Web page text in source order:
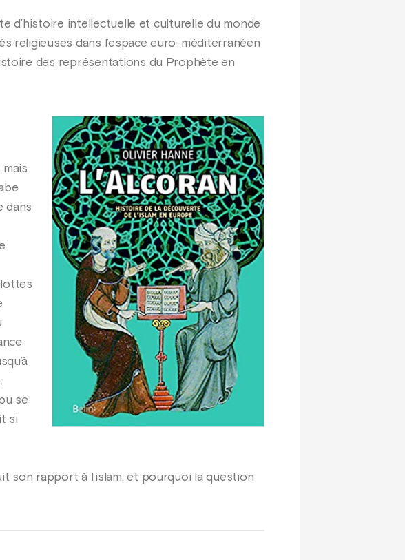
d’histoire intellectuelle et culturelle du monde
religieuses dans l’espace euro-méditerranéen
des représentations du Prophète en
mais
dans
se
si
son rapport à l’islam, et pourquoi la question